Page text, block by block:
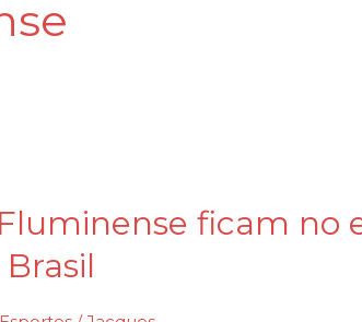
ficam no